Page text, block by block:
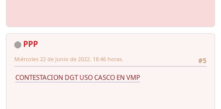
PPP
#5
Miércoles 22 de Junio de 2022. 18:46 horas.
CONTESTACION DGT USO CASCO EN VMP